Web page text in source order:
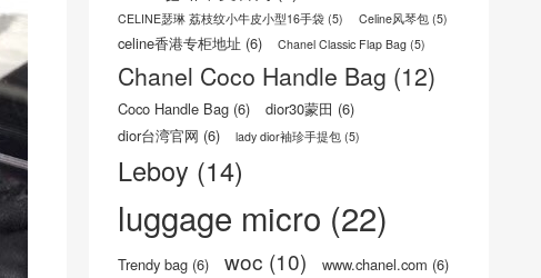
celine trio三层包真假(8) celine包怎么样(6)
CELINE官方网站(8) Celine思琳/赛琳官网(5)
celine瑟琳中文官网(8)
CELINE瑟琳 荔枝纹小牛皮小型16手袋(5)
celine香港专柜地址(6) Chanel Classic Flap Bag
Chanel Coco Handle Bag
dior台湾官网(6) lady dior袖珍手提包 (5)
Leboy(14)